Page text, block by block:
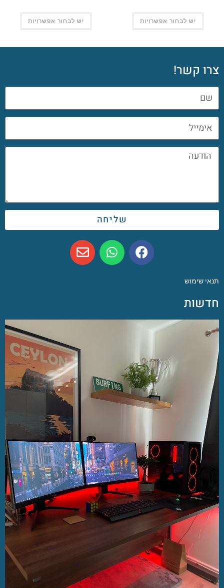
יש לבחור אפשרויות יש לבחור אפשרויות
צרו קשר!
שליחה
תנאי שימוש
חדשות